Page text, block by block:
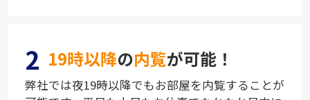
2 19時以降の内覧が可能！
弊社では夜19時以降でもお部屋を内覧することが